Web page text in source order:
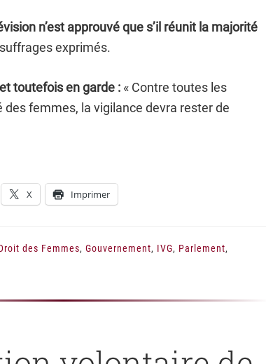
n’est approuvé que s’il réunit la majorité
exprimés.
toutefois en garde : « Contre toutes les
femmes, la vigilance devra rester de
X Imprimer
des Femmes, Gouvernement, IVG, Parlement,